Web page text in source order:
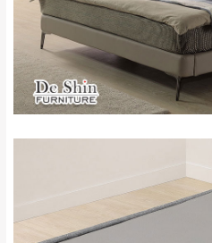
$ 9,000以
$ 9,000
＊A108產
$ 9,000以
保有出貨的權利。
保護物流人員的工作
服務，若需以吊車或
費用將由買方自行支
因大型傢俱有組裝、
快速到貨商品，無法
機當天到貨前皆會
天在家等貨，以節省
由於百貨公司配送較
至百貨公司內部。